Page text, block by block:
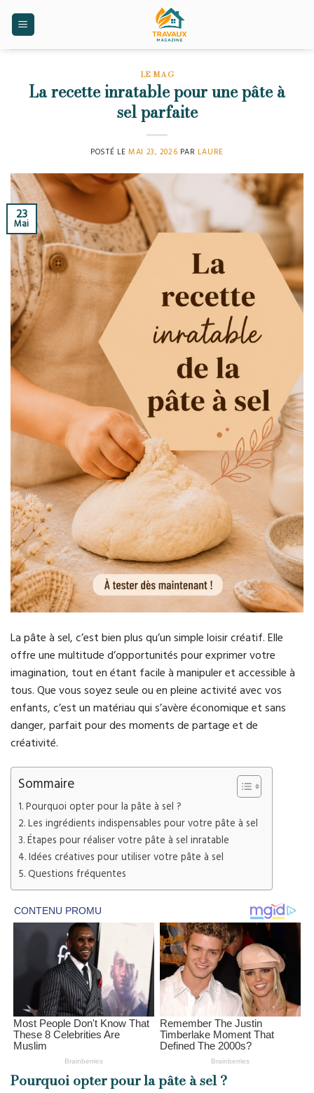
LE MAG
La recette inratable pour une pâte à
sel parfaite
POSTÉ LEMAI 23, 2026 PAR LAURE
23
Mai
La pâte à sel, c’est bien plus qu’un simple loisir créatif. Elle
offre une multitude d’opportunités pour exprimer votre
imagination, tout en étant facile à manipuler et accessible à
tous. Que vous soyez seule ou en pleine activité avec vos
enfants, c’est un matériau qui s’avère économique et sans
danger, parfait pour des moments de partage et de
créativité.
Sommaire
Pourquoi opter pour la pâte à sel ?
Les ingrédients indispensables pour votre pâte à sel
Étapes pour réaliser votre pâte à sel inratable
Idées créatives pour utiliser votre pâte à sel
Questions fréquentes
Pourquoi opter pour la pâte à sel ?